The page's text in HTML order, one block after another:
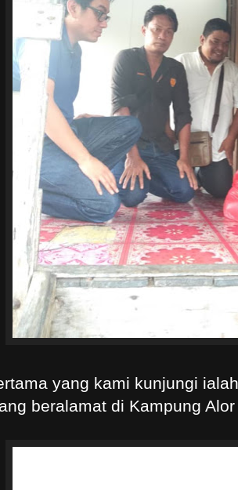
yang kami kunjungi
beralamat di Kampung